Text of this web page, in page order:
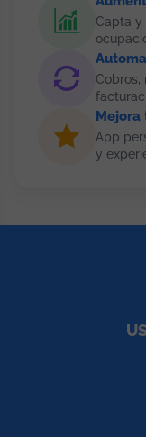
Capta y
Cobros,
Mejora
App
y